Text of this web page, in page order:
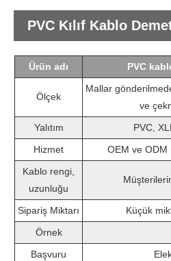
PVC Kılıf Kablo
Ürün adı PVC
Ölçek
Mallar
ve
Yalıtım
PVC,
Hizmet
OEM ve ODM
Kablo rengi,
uzunluğu
Sipariş Miktarı
Küçük
Örnek
Başvuru